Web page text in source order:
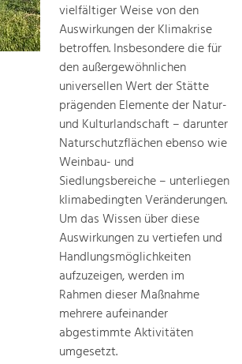
and Integration.
Public Transport and
Value Added.
vielfältiger Weise von den
Auswirkungen der Klimakrise
betroffen. Insbesondere die für
den außergewöhnlichen
universellen Wert der Stätte
prägenden Elemente der Natur-
und Kulturlandschaft – darunter
Naturschutzflächen ebenso wie
Weinbau- und
Siedlungsbereiche – unterliegen
klimabedingten Veränderungen.
Um das Wissen über diese
Auswirkungen zu vertiefen und
Handlungsmöglichkeiten
aufzuzeigen, werden im
Rahmen dieser Maßnahme
mehrere aufeinander
abgestimmte Aktivitäten
umgesetzt.